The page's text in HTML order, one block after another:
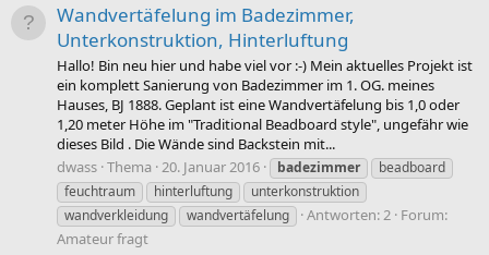
Wandvertäfelung im Badezimmer,
Unterkonstruktion, Hinterluftung
Hallo! Bin neu hier und habe viel vor :-) Mein aktuelles Projekt ist
ein komplett Sanierung von Badezimmer im 1. OG. meines
Hauses, BJ 1888. Geplant ist eine Wandvertäfelung bis 1,0 oder
1,20 meter Höhe im "Traditional Beadboard style", ungefähr wie
dieses Bild . Die Wände sind Backstein mit...
dwass Thema 20. Januar 2016 badezimmer
beadboard
feuchtraum
hinterluftung
unterkonstruktion
wandverkleidung
wandvertäfelung Antworten: 2 Forum:
Amateur fragt